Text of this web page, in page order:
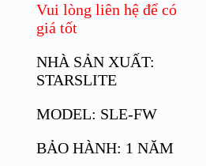
Vui lòng liên hệ để có
giá tốt
NHÀ SẢN XUẤT:
STARSLITE
MODEL: SLE-FW
BẢO HÀNH: 1 NĂM